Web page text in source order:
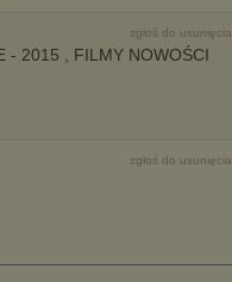
zgłoś do usunięcia
- 2015 , FILMY NOWOŚCI
zgłoś do usunięcia